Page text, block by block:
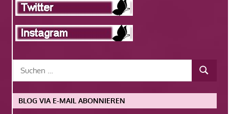
BLOG VIA E-MAIL ABONNIEREN